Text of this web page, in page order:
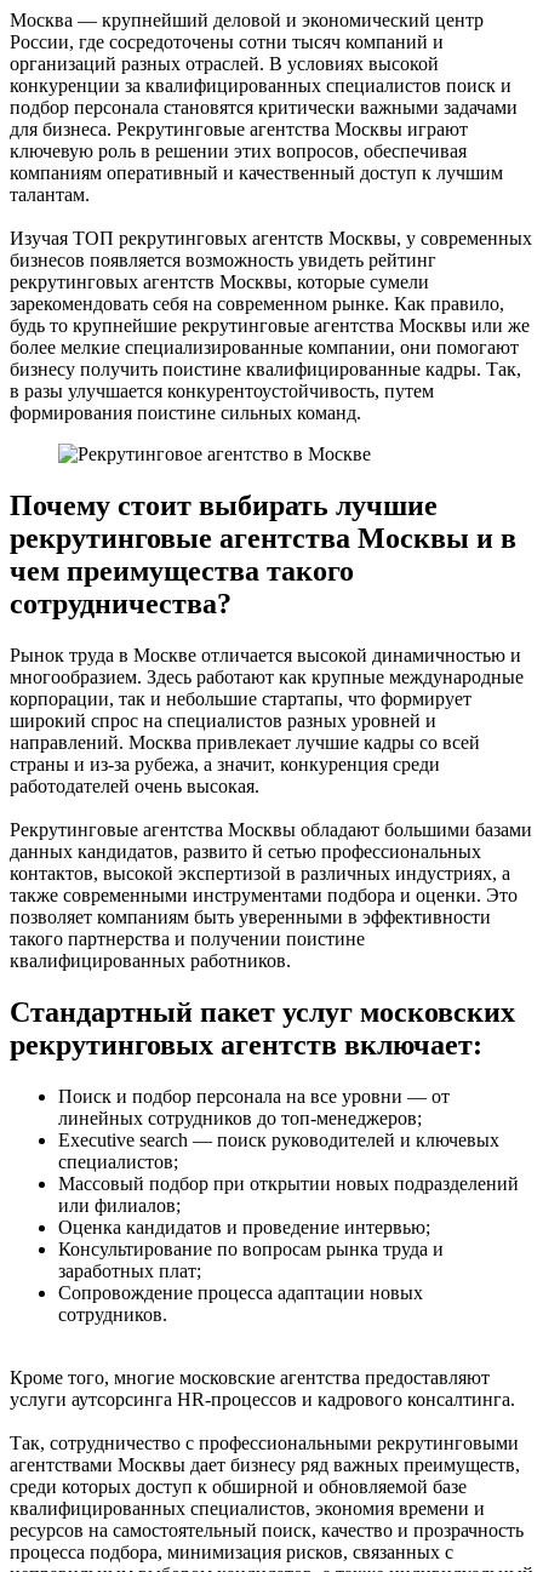
Москва — крупнейший деловой и экономический центр
России, где сосредоточены сотни тысяч компаний и
организаций разных отраслей. В условиях высокой
конкуренции за квалифицированных специалистов поиск и
подбор персонала становятся критически важными задачами
для бизнеса. Рекрутинговые агентства Москвы играют
ключевую роль в решении этих вопросов, обеспечивая
компаниям оперативный и качественный доступ к лучшим
талантам.
Изучая ТОП рекрутинговых агентств Москвы, у современных
бизнесов появляется возможность увидеть рейтинг
рекрутинговых агентств Москвы, которые сумели
зарекомендовать себя на современном рынке. Как правило,
будь то крупнейшие рекрутинговые агентства Москвы или же
более мелкие специализированные компании, они помогают
бизнесу получить поистине квалифицированные кадры. Так,
в разы улучшается конкурентоустойчивость, путем
формирования поистине сильных команд.
Почему стоит выбирать лучшие
рекрутинговые агентства Москвы и в
чем преимущества такого
сотрудничества?
Рынок труда в Москве отличается высокой динамичностью и
многообразием. Здесь работают как крупные международные
корпорации, так и небольшие стартапы, что формирует
широкий спрос на специалистов разных уровней и
направлений. Москва привлекает лучшие кадры со всей
страны и из-за рубежа, а значит, конкуренция среди
работодателей очень высокая.
Рекрутинговые агентства Москвы обладают большими базами
данных кандидатов, развито й сетью профессиональных
контактов, высокой экспертизой в различных индустриях, а
также современными инструментами подбора и оценки. Это
позволяет компаниям быть уверенными в эффективности
такого партнерства и получении поистине
квалифицированных работников.
Стандартный пакет услуг московских
рекрутинговых агентств включает:
Поиск и подбор персонала на все уровни — от
линейных сотрудников до топ-менеджеров;
Executive search — поиск руководителей и ключевых
специалистов;
Массовый подбор при открытии новых подразделений
или филиалов;
Оценка кандидатов и проведение интервью;
Консультирование по вопросам рынка труда и
заработных плат;
Сопровождение процесса адаптации новых
сотрудников.
Кроме того, многие московские агентства предоставляют
услуги аутсорсинга HR-процессов и кадрового консалтинга.
Так, сотрудничество с профессиональными рекрутинговыми
агентствами Москвы дает бизнесу ряд важных преимуществ,
среди которых доступ к обширной и обновляемой базе
квалифицированных специалистов, экономия времени и
ресурсов на самостоятельный поиск, качество и прозрачность
процесса подбора, минимизация рисков, связанных с